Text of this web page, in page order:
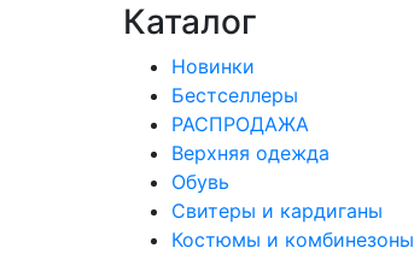
Каталог
Новинки
Бестселлеры
РАСПРОДАЖА
Верхняя одежда
Обувь
Свитеры и кардиганы
Костюмы и комбинезоны